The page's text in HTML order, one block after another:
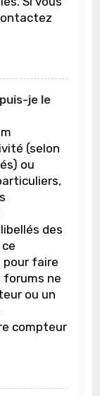
je le
(selon
ou
des
faire
forums ne
ou un
compteur